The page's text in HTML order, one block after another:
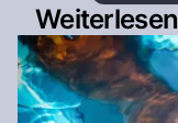
Weiterlesen